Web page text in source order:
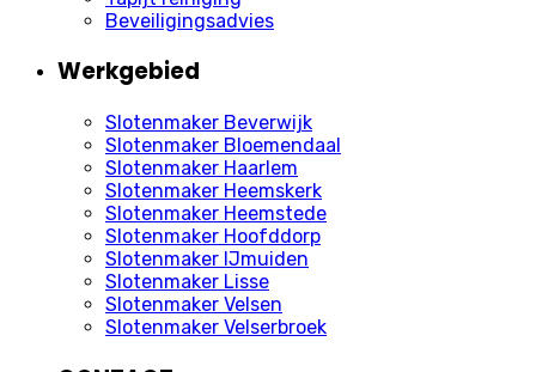
Beveiligingsadvies
Werkgebied
Slotenmaker Beverwijk
Slotenmaker Bloemendaal
Slotenmaker Haarlem
Slotenmaker Heemskerk
Slotenmaker Heemstede
Slotenmaker Hoofddorp
Slotenmaker IJmuiden
Slotenmaker Lisse
Slotenmaker Velsen
Slotenmaker Velserbroek